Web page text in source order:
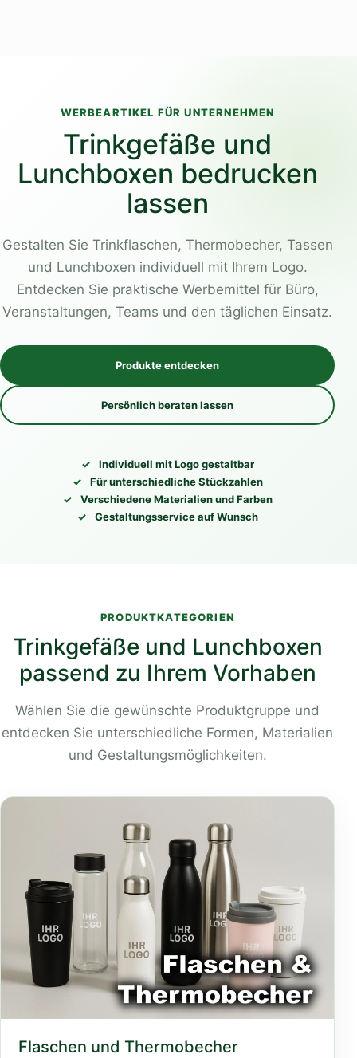
WERBEARTIKEL FÜR UNTERNEHMEN
Trinkgefäße und
Lunchboxen bedrucken
lassen
Gestalten Sie Trinkflaschen, Thermobecher, Tassen
und Lunchboxen individuell mit Ihrem Logo.
Entdecken Sie praktische Werbemittel für Büro,
Veranstaltungen, Teams und den täglichen Einsatz.
Produkte entdecken
Persönlich beraten lassen
Individuell mit Logo gestaltbar
Für unterschiedliche Stückzahlen
Verschiedene Materialien und Farben
Gestaltungsservice auf Wunsch
PRODUKTKATEGORIEN
Trinkgefäße und Lunchboxen
passend zu Ihrem Vorhaben
Wählen Sie die gewünschte Produktgruppe und
entdecken Sie unterschiedliche Formen, Materialien
und Gestaltungsmöglichkeiten.
Flaschen und Thermobecher